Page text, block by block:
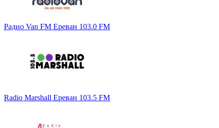
Радио Van FM Ереван 103.0 FM
Radio Marshall Ереван 103.5 FM